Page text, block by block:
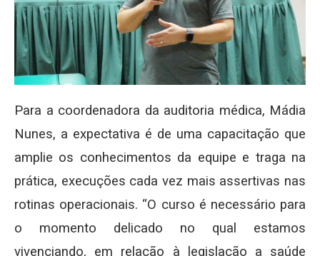
Para a coordenadora da auditoria médica, Mádia
Nunes, a expectativa é de uma capacitação que
amplie os conhecimentos da equipe e traga na
prática, execuções cada vez mais assertivas nas
rotinas operacionais. “O curso é necessário para
o momento delicado no qual estamos
vivenciando, em relação à legislação a saúde